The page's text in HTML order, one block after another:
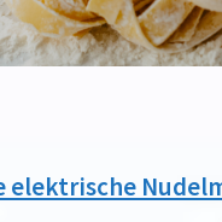
elektrische